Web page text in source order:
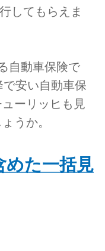
してもらえま
自動車保険で
安い自動車保
ーリッヒも見
うか。
た一括見